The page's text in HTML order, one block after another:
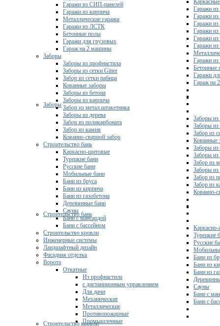
Гаражи из
Гаражи из
Гаражи из
Гаражи из
Гаражи
Гаражи из
Гаражи
Бетонные
Гаражи
Гараж на
Заборы
Заборы из
Заборы из
Забор из
Кованные
Заборы из
Заборы из
Забор из
Заборы из
Забор из
Забор из
Кованно-
Строительство бань
Турецкие
Русские
Бани из
Бани из
Бани из
Сауны
Бани с
Бани с
Строительство кровли
Гаражи из СИП-панелей
Гаражи из кирпича
Металлические гаражи
Гаражи из ЛСТК
Бетонные полы
Гаражи для грузовых
Гараж на 2 машины
Заборы
Заборы из профнастила
Заборы из сетки Gitter
Забор из сетки рабица
Кованные заборы
Заборы из бетона
Заборы из кирпича
Забор из метал.штакетника
Заборы из дерева
Забор из поликарбоната
Забор из камня
Кованно-сварной забор
Строительство бань
Каркасно-щитовые
Турецкие бани
Русские бани
Мобильные бани
Бани из бруса
Бани из кирпича
Бани из газобетона
Деревянные бани
Сауны
Бани с мансардой
Бани с бассейном
Строительство кровли
Инженерные системы
Ландшафтный дизайн
Фасадная отделка
Ворота
Откатные
Из профнастила
с дистанционным управлением
Для дачи
Механические
Металлические
Противопожарные
Промышленные